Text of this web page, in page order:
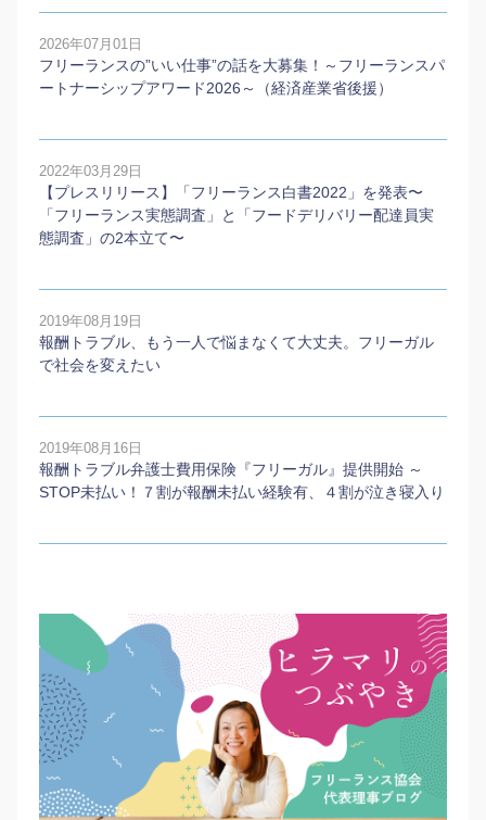
2026年07月01日
フリーランスの”いい仕事”の話を大募集！～フリーランスパ
ートナーシップアワード2026～（経済産業省後援）
2022年03月29日
【プレスリリース】「フリーランス白書2022」を発表〜
「フリーランス実態調査」と「フードデリバリー配達員実
態調査」の2本⽴て〜
2019年08月19日
報酬トラブル、もう一人で悩まなくて大丈夫。フリーガル
で社会を変えたい
2019年08月16日
報酬トラブル弁護士費用保険『フリーガル』提供開始 ～
STOP未払い！７割が報酬未払い経験有、４割が泣き寝入り